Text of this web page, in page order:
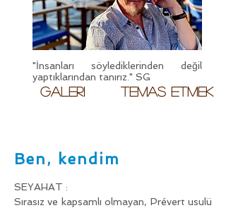
"İnsanları söylediklerinden değil
yaptıklarından tanırız." SG
Galeri Temas etmek
Ben, kendim
SEYAHAT :
Sırasız ve kapsamlı olmayan, Prévert usulü